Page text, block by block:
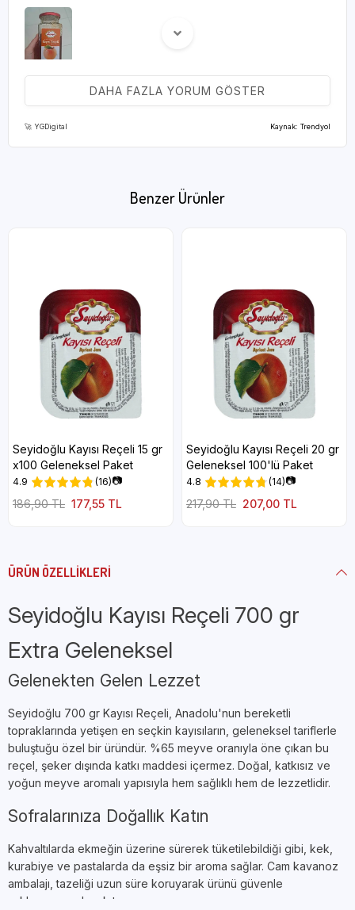
(0)
F** d**
Sağlam kargo güzel reçel
DAHA FAZLA YORUM GÖSTER
🚀 YGDigital Kaynak: Trendyol
Benzer Ürünler
Seyidoğlu Kayısı Reçeli 15 gr
x100 Geleneksel Paket
4.9 (16)📷
177,55 TL
186,90 TL
Seyidoğlu Kayısı Reçeli 20 gr
Geleneksel 100'lü Paket
4.8 (14)📷
207,00 TL
217,90 TL
ÜRÜN ÖZELLIKLERI
Seyidoğlu Kayısı Reçeli 700 gr
Extra Geleneksel
Gelenekten Gelen Lezzet
Seyidoğlu 700 gr Kayısı Reçeli, Anadolu'nun bereketli
topraklarında yetişen en seçkin kayısıların, geleneksel tariflerle
buluştuğu özel bir üründür. %65 meyve oranıyla öne çıkan bu
reçel, şeker dışında katkı maddesi içermez. Doğal, katkısız ve
yoğun meyve aromalı yapısıyla hem sağlıklı hem de lezzetlidir.
Sofralarınıza Doğallık Katın
Kahvaltılarda ekmeğin üzerine sürerek tüketilebildiği gibi, kek,
kurabiye ve pastalarda da eşsiz bir aroma sağlar. Cam kavanoz
ambalajı, tazeliği uzun süre koruyarak ürünü güvenle
saklamanıza olanak tanır.